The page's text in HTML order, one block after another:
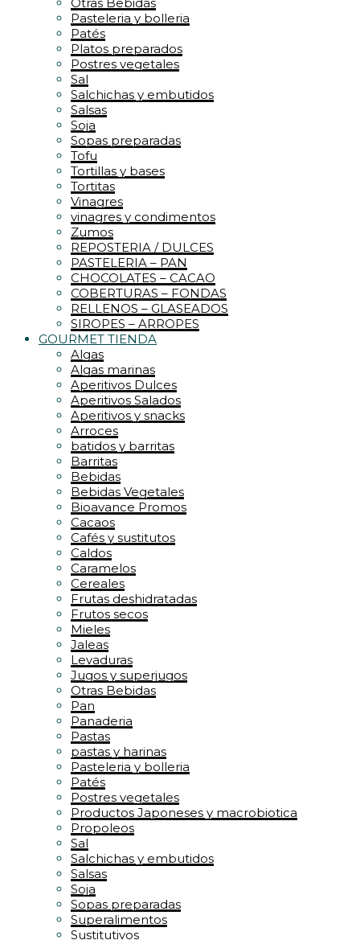
Pasteleria y bolleria
Patés
Platos preparados
Postres vegetales
Sal
Salchichas y embutidos
Salsas
Soja
Sopas preparadas
Tofu
Tortillas y bases
Tortitas
Vinagres
vinagres y condimentos
Zumos
REPOSTERIA / DULCES
PASTELERIA – PAN
CHOCOLATES – CACAO
COBERTURAS – FONDAS
RELLENOS – GLASEADOS
SIROPES – ARROPES
GOURMET TIENDA
Algas
Algas marinas
Aperitivos Dulces
Aperitivos Salados
Aperitivos y snacks
Arroces
batidos y barritas
Barritas
Bebidas
Bebidas Vegetales
Bioavance Promos
Cacaos
Cafés y sustitutos
Caldos
Caramelos
Cereales
Frutas deshidratadas
Frutos secos
Mieles
Jaleas
Levaduras
Jugos y superjugos
Otras Bebidas
Pan
Panaderia
Pastas
pastas y harinas
Pasteleria y bolleria
Patés
Postres vegetales
Productos Japoneses y macrobiotica
Propoleos
Sal
Salchichas y embutidos
Salsas
Soja
Sopas preparadas
Superalimentos
Sustitutivos